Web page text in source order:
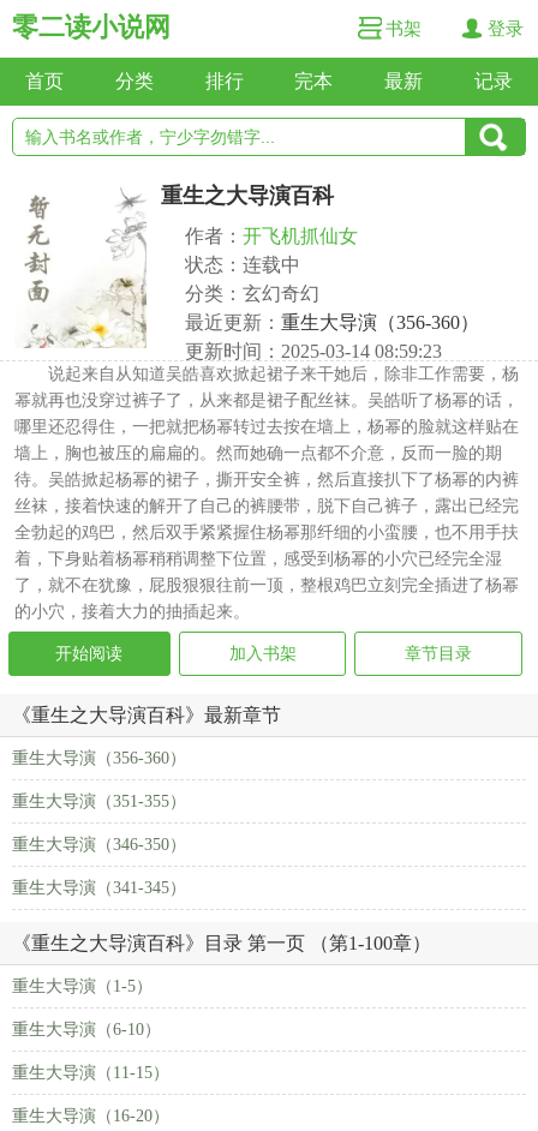
零二读小说网 书架 登录
首页 分类 排行 完本 最新 记录
重生之大导演百科
作者： 开飞机抓仙女
状态：连载中
分类：玄幻奇幻
最近更新： 重生大导演（356-360）
更新时间：2025-03-14 08:59:23
说起来自从知道吴皓喜欢掀起裙子来干她后，除非工作需要，杨
幂就再也没穿过裤子了，从来都是裙子配丝袜。吴皓听了杨幂的话，
哪里还忍得住，一把就把杨幂转过去按在墙上，杨幂的脸就这样贴在
墙上，胸也被压的扁扁的。然而她确一点都不介意，反而一脸的期
待。吴皓掀起杨幂的裙子，撕开安全裤，然后直接扒下了杨幂的内裤
丝袜，接着快速的解开了自己的裤腰带，脱下自己裤子，露出已经完
全勃起的鸡巴，然后双手紧紧握住杨幂那纤细的小蛮腰，也不用手扶
着，下身贴着杨幂稍稍调整下位置，感受到杨幂的小穴已经完全湿
了，就不在犹豫，屁股狠狠往前一顶，整根鸡巴立刻完全插进了杨幂
的小穴，接着大力的抽插起来。
开始阅读 加入书架 章节目录
《重生之大导演百科》最新章节
重生大导演（356-360）
重生大导演（351-355）
重生大导演（346-350）
重生大导演（341-345）
《重生之大导演百科》目录 第一页 （第1-100章）
重生大导演（1-5）
重生大导演（6-10）
重生大导演（11-15）
重生大导演（16-20）